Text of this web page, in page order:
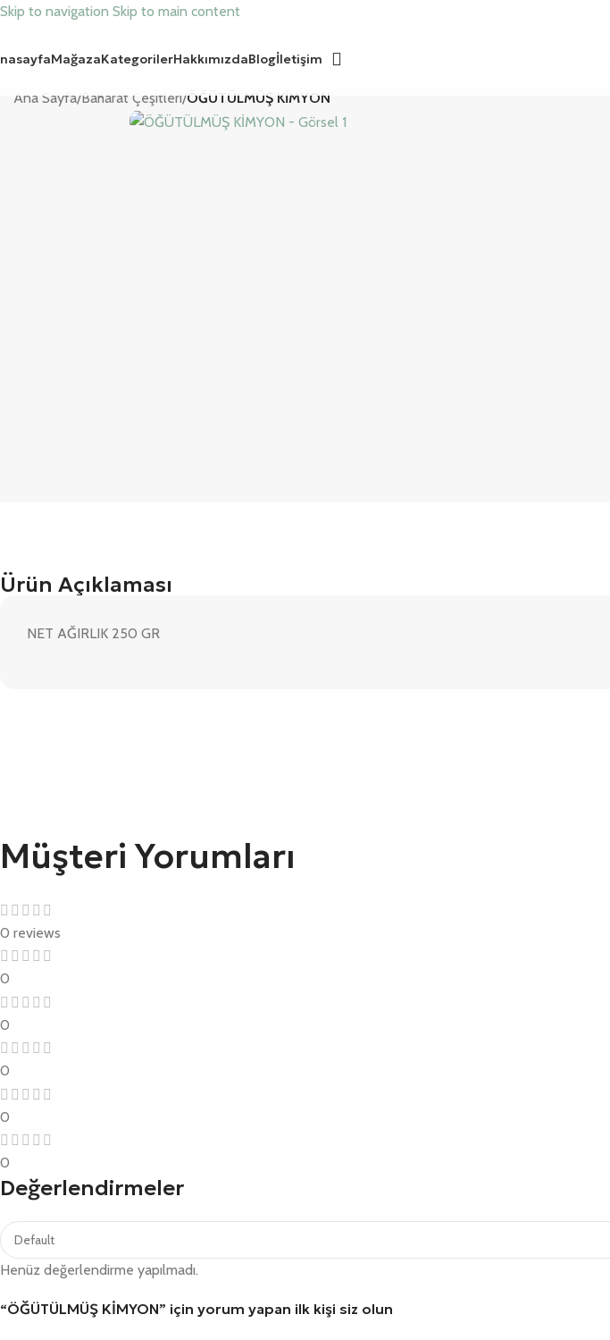
Skip to navigation Skip to main content
MağazaKategorilerHakkımızdaBlogİletişim
Ana Sayfa/Baharat Çeşitleri/ÖĞÜTÜLMÜŞ KİMYON
Ürün Açıklaması
NET AĞIRLIK 250 GR
Müşteri Yorumları
0 reviews
0
0
0
0
0
Değerlendirmeler
Henüz değerlendirme yapılmadı.
“ÖĞÜTÜLMÜŞ KİMYON” için yorum yapan ilk kişi siz olun